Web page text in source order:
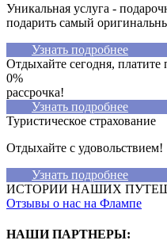
Уникальная услуга -
подарить cамый
Узнать подробнее
Отдыхайте сегодня, платите
0%
рассрочка!
Узнать подробнее
Туристическое страхование
Отдыхайте с удовольствием!
Узнать подробнее
ИСТОРИИ НАШИХ
Отзывы о нас на Флампе
НАШИ ПАРТНЕРЫ: